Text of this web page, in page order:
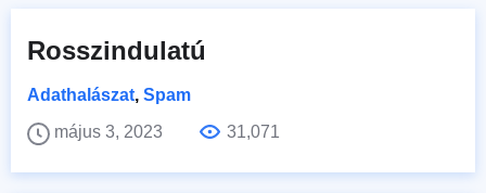
Rosszindulatú
Adathalászat, Spam
május 3, 2023
31,071